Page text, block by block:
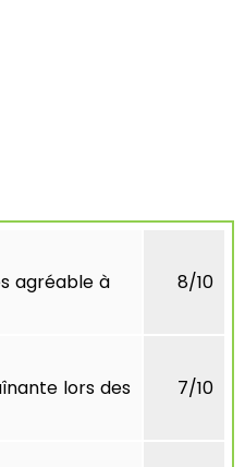
agréable à
8/10
lors des
7/10